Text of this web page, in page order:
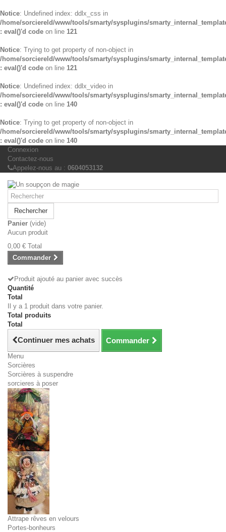
Notice: Undefined index: ddlx_css in
/home/sorciereld/www/tools/smarty/sysplugins/
: eval()'d code on line 121
Notice: Trying to get property of non-object in
/home/sorciereld/www/tools/smarty/sysplugins/
: eval()'d code on line 121
Notice: Undefined index: ddlx_video in
/home/sorciereld/www/tools/smarty/sysplugins/
: eval()'d code on line 140
Notice: Trying to get property of non-object in
/home/sorciereld/www/tools/smarty/sysplugins/
: eval()'d code on line 140
Connexion
Contactez-nous
Appelez-nous au : 0604053132
Rechercher
Panier (vide)
Aucun produit
0,00 € Total
Commander
Produit ajouté au panier avec succès
Quantité
Total
Il y a 1 produit dans votre panier.
Total produits
Total
Continuer mes achats Commander
Menu
Sorcières
Sorcières à suspendre
sorcieres à poser
Attrape rêves en velours
Portes-bonheurs